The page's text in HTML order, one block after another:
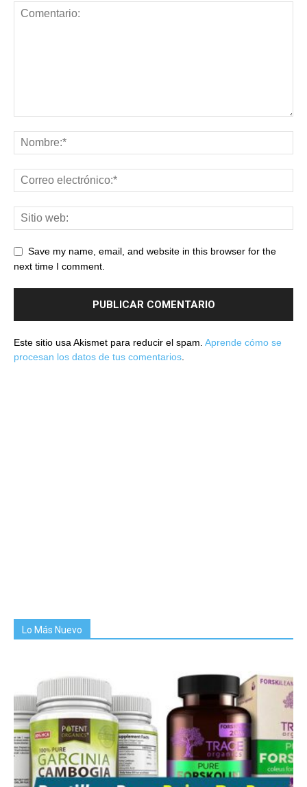
Save my name, email, and website in this browser for the
next time I comment.
Este sitio usa Akismet para reducir el spam. Aprende cómo se
procesan los datos de tus comentarios.
Lo Más Nuevo